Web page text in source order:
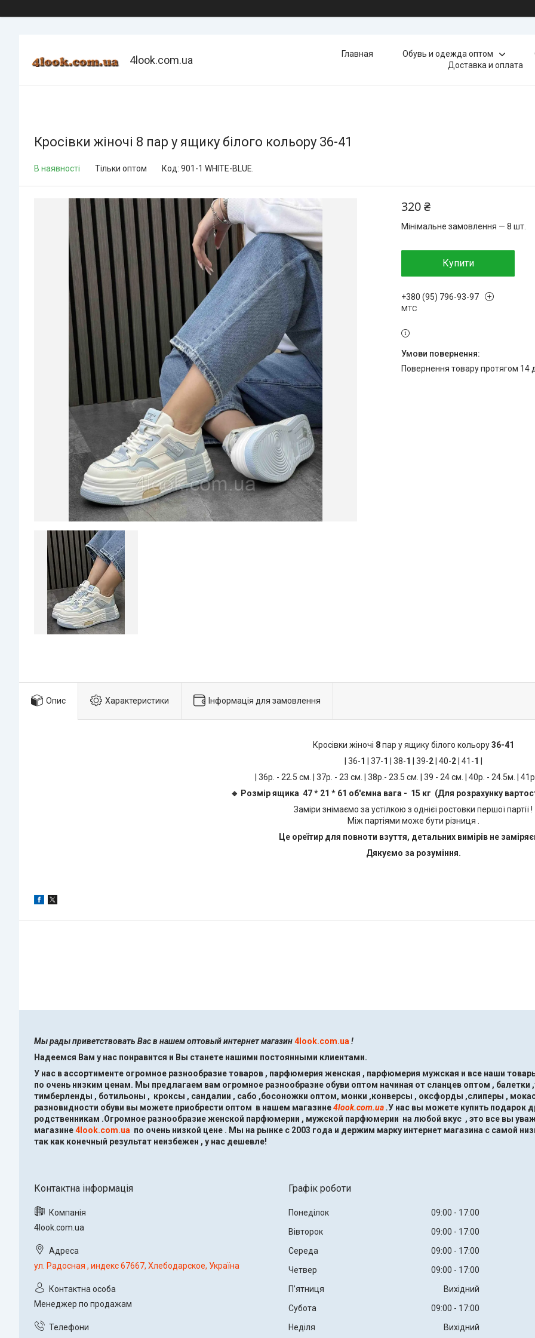
4look.com.ua Главная Обувь и одежда оптом
Доставка и оплата
Кросівки жіночі 8 пар у ящику білого кольору 36-41
В наявності Тільки оптом Код: 901-1 WHITE-BLUE.
320 ₴
Мінімальне замовлення — 8 шт.
Купити
+380 (95) 796-93-97
МТС
повернення товару протягом 14
Опис Характеристики Інформація для замовлення
Кросівки жіночі 8пар у ящику білого кольору36-41
| 36-1 | 37-1 | 38-1 | 39-2| 40-2| 41-1
| 36р. - 22.5 см. | 37р. - 23 см. | 38р.- 23.5 см. | 39 - 24 см. | 40р. - 24.5м. |
🔹 Розмір ящика 47 * 21 * 61 об'ємна вага - 15 кг (Для розрахунку
Заміри знімаємо за устілкою з однієї ростовки першої партії !
Між партіями може бути різниця .
Це ореїтир для повноти взуття, детальних вимірів не
Дякуємо за розуміння.
Мы рады приветствовать Вас в нашем оптовый интернет магазин4look.com.ua !
Надеемся Вам у нас понравится и Вы станете нашими постоянными клиентами.
У нас в ассортименте огромное разнообразие товаров , парфюмерия женская , парфюмерия мужская и все наши
по очень низким ценам. Мы предлагаем вам огромное разнообразие обуви оптом начиная от сланцев оптом ,
тимберленды , ботильоны , кроксы , сандалии , сабо ,босоножки оптом, монки ,конверсы , оксфорды ,слиперы ,
разновидности обуви вы можете приобрести оптом в нашем магазине4look.com.ua.У нас вы можете купить подарок
родственникам .Огромное разнообразие женской парфюмерии , мужской парфюмерии на любой вкус , это все вы
магазине4look.com.ua по очень низкой цене . Мы на рынке с 2003 года и держим марку интернет магазина с самой
так как конечный результат неизбежен , у нас дешевле!
4look.com.ua
ул. Радосная , индекс 67667, Хлебодарское, Україна
Менеджер по продажам
Графік роботи
Понеділок 09:00
17:00
Вівторок
09:00
17:00
Середа
09:00
17:00
Четвер
09:00
17:00
Пʼятниця
Вихідний
Субота
09:00
17:00
Неділя
Вихідний